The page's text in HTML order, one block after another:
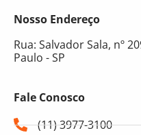
Nosso Endereço
Rua: Salvador Sala, nº
Paulo - SP
Fale Conosco
(11) 3977-3100